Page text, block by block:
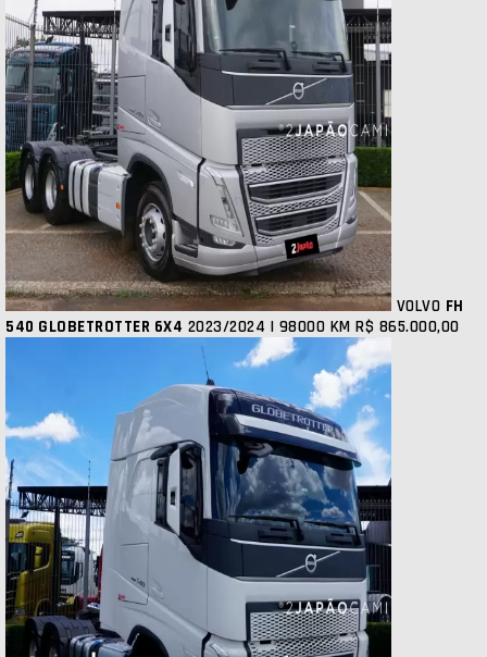
VOLVO FH
540 GLOBETROTTER 6X4 2023/2024 | 98000 KM R$ 865.000,00